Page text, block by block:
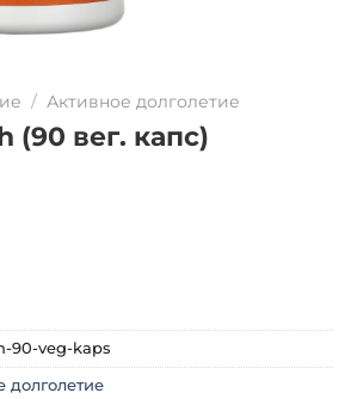
/ Активное долголетие
(90 вег. капс)
90-veg-kaps
долголетие